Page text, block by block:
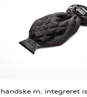
m. integreret